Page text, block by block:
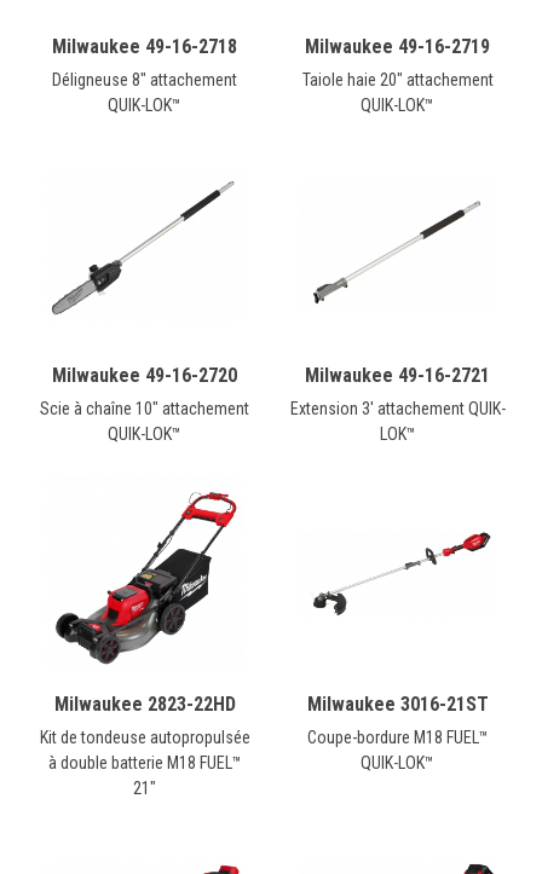
Milwaukee 49-16-2718
Déligneuse 8" attachement
QUIK-LOK™
Milwaukee 49-16-2719
Taiole haie 20" attachement
QUIK-LOK™
Milwaukee 49-16-2720
Scie à chaîne 10" attachement
QUIK-LOK™
Milwaukee 49-16-2721
Extension 3' attachement QUIK-
LOK™
Milwaukee 2823-22HD
Kit de tondeuse autopropulsée
à double batterie M18 FUEL™
21"
Milwaukee 3016-21ST
Coupe-bordure M18 FUEL™
QUIK-LOK™